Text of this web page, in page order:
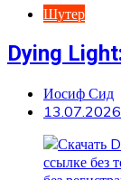
Шутер
Dying
Иосиф Сид
13.07.2026